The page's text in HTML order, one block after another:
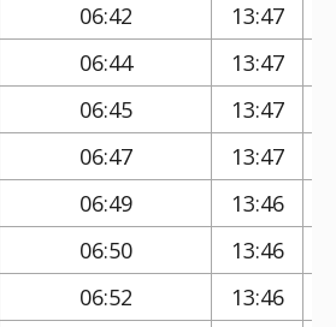
06:42 13:47
06:44 13:47
06:45 13:47
06:47 13:47
06:49 13:46
06:50 13:46
06:52 13:46